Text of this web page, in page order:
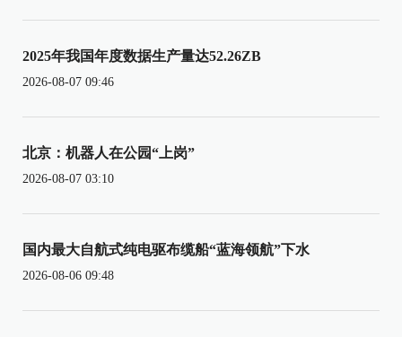
2025年我国年度数据生产量达52.26ZB
2026-08-07 09:46
北京：机器人在公园“上岗”
2026-08-07 03:10
国内最大自航式纯电驱布缆船“蓝海领航”下水
2026-08-06 09:48